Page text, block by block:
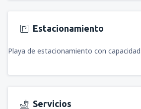
Estacionamiento
Playa de estacionamiento con
Servicios